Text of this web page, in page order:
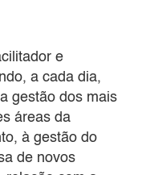
e
a cada dia,
gestão dos mais
áreas da
à gestão do
de novos